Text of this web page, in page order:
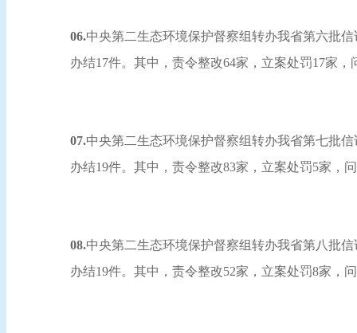
06.中央第二生态环境保护督察组转办我省第六批
办结17件。其中，责令整改64家，立案处罚17家，
07.中央第二生态环境保护督察组转办我省第七批
办结19件。其中，责令整改83家，立案处罚5家，
08.中央第二生态环境保护督察组转办我省第八批
办结19件。其中，责令整改52家，立案处罚8家，